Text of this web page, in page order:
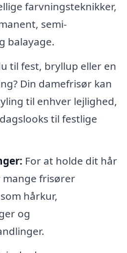
farvningsteknikker,
semi-
balayage.
til fest, bryllup eller en
Din damefrisør kan
til enhver lejlighed,
til festlige
For at holde dit hår
frisører
hårkur,
og